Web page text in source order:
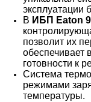
эксплуатации
В ИБП Eaton
позволит их
обеспечивает
готовности к
Система
режимами
температуры.